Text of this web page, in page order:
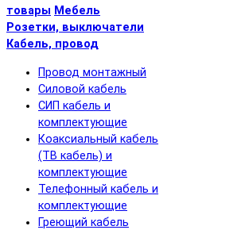
товары Мебель
Розетки, выключатели
Кабель, провод
Провод монтажный
Силовой кабель
СИП кабель и
комплектующие
Коаксиальный кабель
(ТВ кабель) и
комплектующие
Телефонный кабель и
комплектующие
Греющий кабель